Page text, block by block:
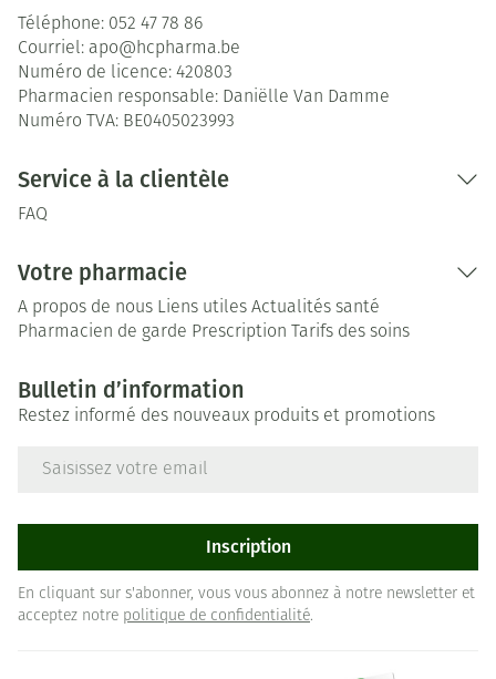
Téléphone: 052 47 78 86
Courriel: apo@hcpharma.be
Numéro de licence: 420803
Pharmacien responsable: Daniëlle Van Damme
Numéro TVA: BE0405023993
Service à la clientèle
FAQ
Votre pharmacie
A propos de nous Liens utiles Actualités santé
Pharmacien de garde Prescription Tarifs des soins
Bulletin d’information
Restez informé des nouveaux produits et promotions
Inscription
En cliquant sur s'abonner, vous vous abonnez à notre newsletter et
acceptez notre politique de confidentialité.